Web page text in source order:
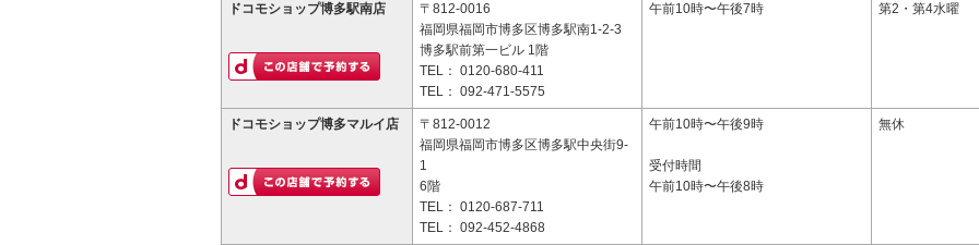
ドコモショップ博多駅南店
〒812-0016
福岡県福岡市博多区博多駅南1-2-3
博多駅前第一ビル 1階
TEL： 0120-680-411
TEL： 092-471-5575
午前10時〜午後7時 第2・第4水曜
ドコモショップ博多マルイ店
〒812-0012
福岡県福岡市博多区博多駅中央街9-
1
6階
TEL： 0120-687-711
TEL： 092-452-4868
午前10時〜午後9時
受付時間
午前10時〜午後8時
無休